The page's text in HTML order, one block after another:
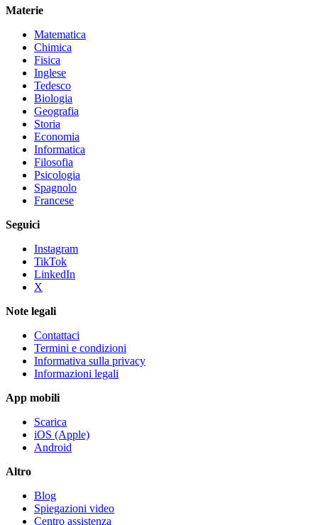
Materie
Matematica
Chimica
Fisica
Inglese
Tedesco
Biologia
Geografia
Storia
Economia
Informatica
Filosofia
Psicologia
Spagnolo
Francese
Seguici
Instagram
TikTok
LinkedIn
X
Note legali
Contattaci
Termini e condizioni
Informativa sulla privacy
Informazioni legali
App mobili
Scarica
iOS (Apple)
Android
Altro
Blog
Spiegazioni video
Centro assistenza